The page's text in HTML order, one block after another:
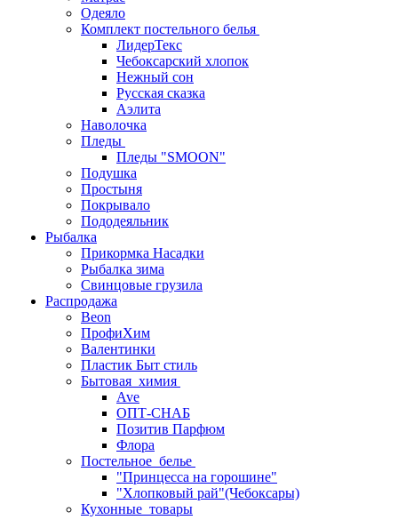
Одеяло
Комплект постельного белья
ЛидерТекс
Чебоксарский хлопок
Нежный сон
Русская сказка
Аэлита
Наволочка
Пледы
Пледы "SMOON"
Подушка
Простыня
Покрывало
Пододеяльник
Рыбалка
Прикормка Насадки
Рыбалка зима
Свинцовые грузила
Распродажа
Beon
ПрофиХим
Валентинки
Пластик Быт стиль
Бытовая_химия
Ave
ОПТ-СНАБ
Позитив Парфюм
Флора
Постельное_белье
"Принцесса на горошине"
"Хлопковый рай"(Чебоксары)
Кухонные_товары